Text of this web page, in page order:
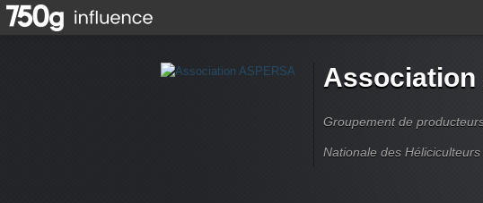
Association
Groupement de
Nationale des